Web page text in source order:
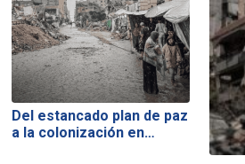
Del estancado plan de paz
a la colonización en…